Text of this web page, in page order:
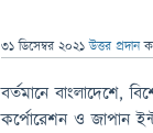
31 ডিসেম্বর 2021 উত্তর প্রদান
বর্তমানে বাংলাদেশে,
কর্পোরেশন ও জাপান